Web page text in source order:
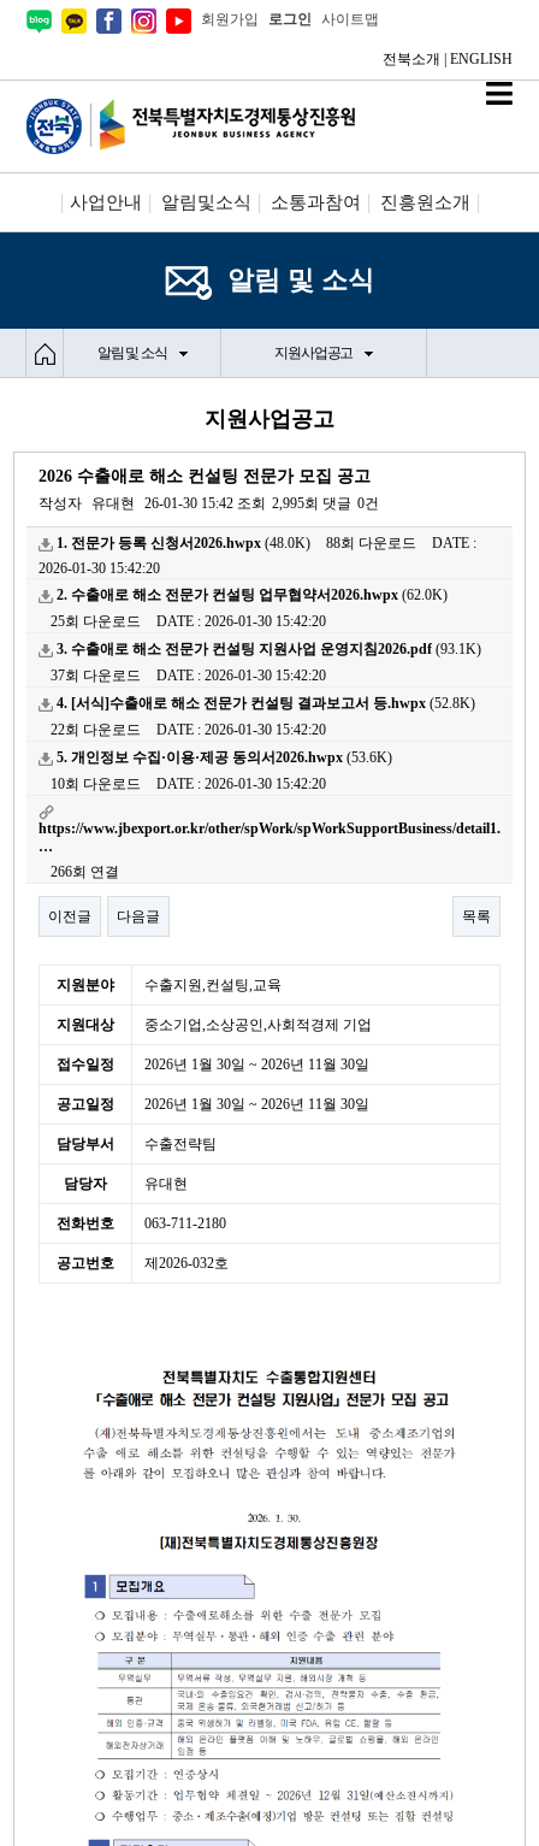
회원가입 로그인 사이트맵
전북소개 ENGLISH
사업안내 알림및소식 소통과참여 진흥원소개
알림 및 소식
알림 및 소식 지원사업공고
지원사업공고
2026 수출애로 해소 컨설팅 전문가 모집 공고
작성자 유대현 26-01-30 15:42 조회 2,995회 댓글 0건
1. 전문가 등록 신청서2026.hwpx (48.0K) 88회 다운로드
DATE :
2026-01-30 15:42:20
2. 수출애로 해소 전문가 컨설팅 업무협약서2026.hwpx (62.0K)
25회 다운로드
DATE : 2026-01-30 15:42:20
3. 수출애로 해소 전문가 컨설팅 지원사업 운영지침2026.pdf(93.1K)
37회 다운로드
DATE : 2026-01-30 15:42:20
4. [서식]수출애로 해소 전문가 컨설팅 결과보고서 등.hwpx (52.8K)
22회 다운로드
DATE : 2026-01-30 15:42:20
5. 개인정보 수집·이용·제공 동의서2026.hwpx (53.6K)
10회 다운로드
DATE : 2026-01-30 15:42:20
https://www.jbexport.or.kr/other/spWork/spWorkSupportBusiness/detail1.
…
266회 연결
이전글 다음글 목록
본문
지원분야 수출지원,컨설팅,교육
지원대상 중소기업,소상공인,사회적경제 기업
접수일정 2026년 1월 30일 ~ 2026년 11월 30일
공고일정 2026년 1월 30일 ~ 2026년 11월 30일
담당부서 수출전략팀
담당자 유대현
전화번호 063-711-2180
공고번호 제2026-032호